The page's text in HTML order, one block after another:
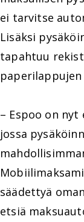
ei tarvitse
Lisäksi
tapahtuu
– Espoo on
jossa
säädettyä
etsiä